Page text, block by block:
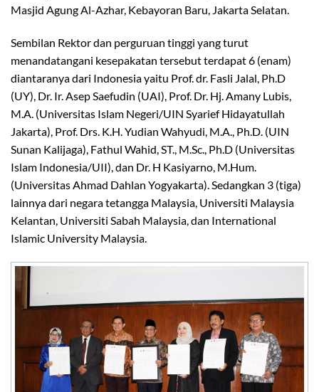
Masjid Agung Al-Azhar, Kebayoran Baru, Jakarta Selatan.
Sembilan Rektor dan perguruan tinggi yang turut
menandatangani kesepakatan tersebut terdapat 6 (enam)
diantaranya dari Indonesia yaitu Prof. dr. Fasli Jalal, Ph.D
(UY), Dr. Ir. Asep Saefudin (UAI), Prof. Dr. Hj. Amany Lubis,
M.A. (Universitas Islam Negeri/UIN Syarief Hidayatullah
Jakarta), Prof. Drs. K.H. Yudian Wahyudi, M.A., Ph.D. (UIN
Sunan Kalijaga), Fathul Wahid, ST., M.Sc., Ph.D (Universitas
Islam Indonesia/UII), dan Dr. H Kasiyarno, M.Hum.
(Universitas Ahmad Dahlan Yogyakarta). Sedangkan 3 (tiga)
lainnya dari negara tetangga Malaysia, Universiti Malaysia
Kelantan, Universiti Sabah Malaysia, dan International
Islamic University Malaysia.